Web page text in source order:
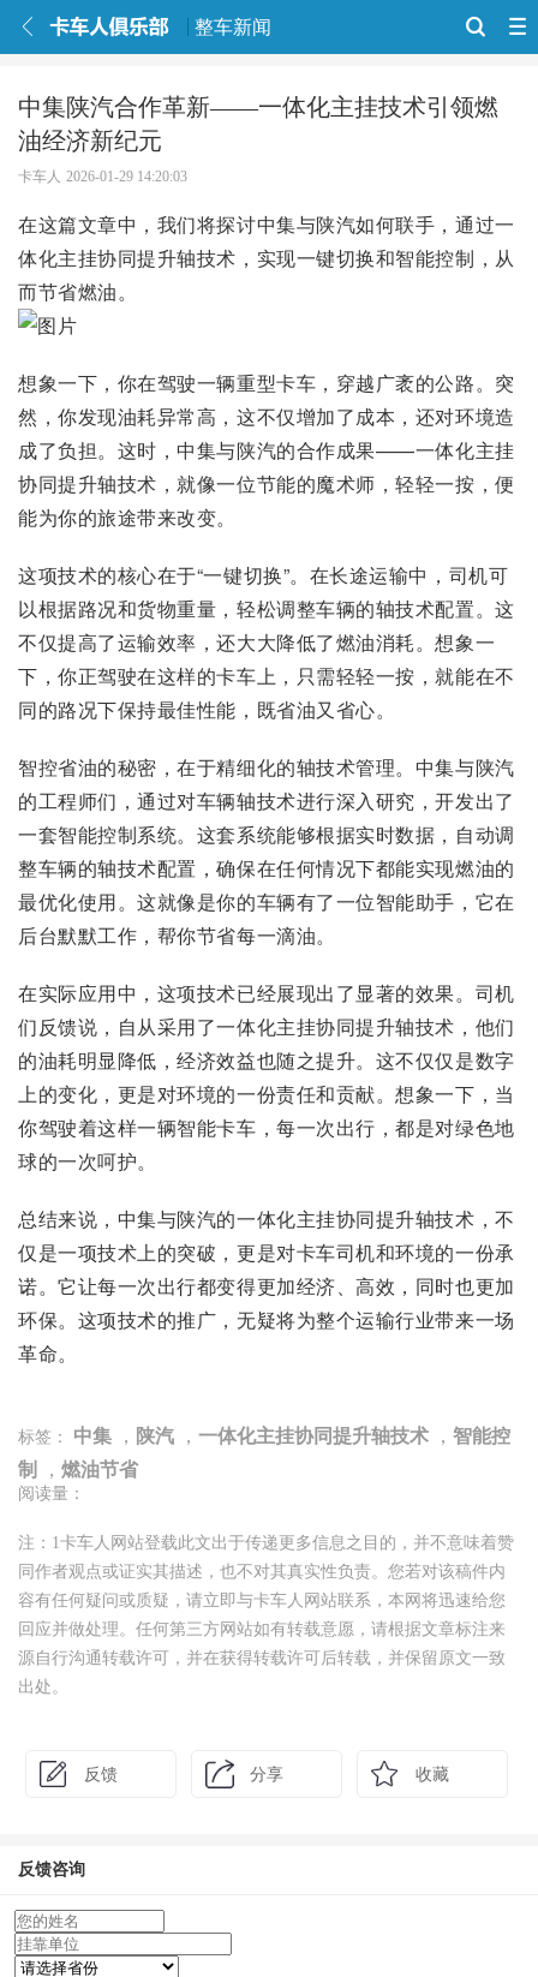
整车新闻
中集陕汽合作革新——一体化主挂技术引领燃
油经济新纪元
卡车人 2026-01-29 14:20:03
在这篇文章中，我们将探讨中集与陕汽如何联手，通过一
体化主挂协同提升轴技术，实现一键切换和智能控制，从
而节省燃油。
想象一下，你在驾驶一辆重型卡车，穿越广袤的公路。突
然，你发现油耗异常高，这不仅增加了成本，还对环境造
成了负担。这时，中集与陕汽的合作成果——一体化主挂
协同提升轴技术，就像一位节能的魔术师，轻轻一按，便
能为你的旅途带来改变。
这项技术的核心在于“一键切换”。在长途运输中，司机可
以根据路况和货物重量，轻松调整车辆的轴技术配置。这
不仅提高了运输效率，还大大降低了燃油消耗。想象一
下，你正驾驶在这样的卡车上，只需轻轻一按，就能在不
同的路况下保持最佳性能，既省油又省心。
智控省油的秘密，在于精细化的轴技术管理。中集与陕汽
的工程师们，通过对车辆轴技术进行深入研究，开发出了
一套智能控制系统。这套系统能够根据实时数据，自动调
整车辆的轴技术配置，确保在任何情况下都能实现燃油的
最优化使用。这就像是你的车辆有了一位智能助手，它在
后台默默工作，帮你节省每一滴油。
在实际应用中，这项技术已经展现出了显著的效果。司机
们反馈说，自从采用了一体化主挂协同提升轴技术，他们
的油耗明显降低，经济效益也随之提升。这不仅仅是数字
上的变化，更是对环境的一份责任和贡献。想象一下，当
你驾驶着这样一辆智能卡车，每一次出行，都是对绿色地
球的一次呵护。
总结来说，中集与陕汽的一体化主挂协同提升轴技术，不
仅是一项技术上的突破，更是对卡车司机和环境的一份承
诺。它让每一次出行都变得更加经济、高效，同时也更加
环保。这项技术的推广，无疑将为整个运输行业带来一场
革命。
标签： 中集 ， 陕汽 ， 一体化主挂协同提升轴技术 ， 智能控
制
， 燃油节省
阅读量：
注：1卡车人网站登载此文出于传递更多信息之目的，并不意味着赞
同作者观点或证实其描述，也不对其真实性负责。您若对该稿件内
容有任何疑问或质疑，请立即与卡车人网站联系，本网将迅速给您
回应并做处理。任何第三方网站如有转载意愿，请根据文章标注来
源自行沟通转载许可，并在获得转载许可后转载，并保留原文一致
出处。
反馈 分享 收藏
反馈咨询